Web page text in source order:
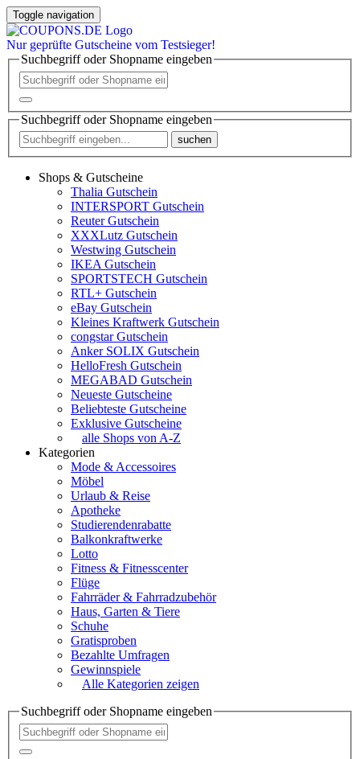
Toggle navigation
Nur geprüfte Gutscheine vom Testsieger!
Suchbegriff oder Shopname eingeben
Suchbegriff oder Shopname eingeben
suchen
Shops & Gutscheine
Thalia Gutschein
INTERSPORT Gutschein
Reuter Gutschein
XXXLutz Gutschein
Westwing Gutschein
IKEA Gutschein
SPORTSTECH Gutschein
RTL+ Gutschein
eBay Gutschein
Kleines Kraftwerk Gutschein
congstar Gutschein
Anker SOLIX Gutschein
HelloFresh Gutschein
MEGABAD Gutschein
Neueste Gutscheine
Beliebteste Gutscheine
Exklusive Gutscheine
alle Shops von A-Z
Kategorien
Mode & Accessoires
Möbel
Urlaub & Reise
Apotheke
Studierendenrabatte
Balkonkraftwerke
Lotto
Fitness & Fitnesscenter
Flüge
Fahrräder & Fahrradzubehör
Haus, Garten & Tiere
Schuhe
Gratisproben
Bezahlte Umfragen
Gewinnspiele
Alle Kategorien zeigen
Suchbegriff oder Shopname eingeben